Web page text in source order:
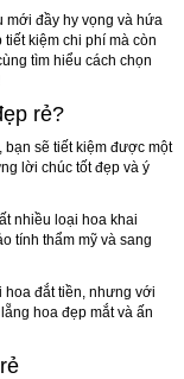
mới đầy hy vọng và hứa
kiệm chi phí mà còn
tìm hiểu cách chọn
rẻ?
bạn sẽ tiết kiệm được một
lời chúc tốt đẹp và ý
nhiều loại hoa khai
tính thẩm mỹ và sang
hoa đắt tiền, nhưng với
hoa đẹp mắt và ấn